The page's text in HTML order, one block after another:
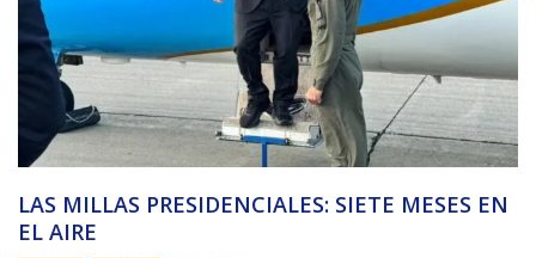
LAS MILLAS PRESIDENCIALES: SIETE MESES EN
EL AIRE